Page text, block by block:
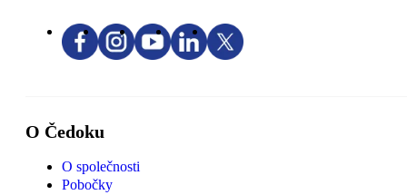
O Čedoku
O společnosti
Pobočky